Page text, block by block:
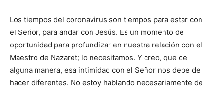
Los tiempos del coronavirus son tiempos para estar con
el Señor, para andar con Jesús. Es un momento de
oportunidad para profundizar en nuestra relación con el
Maestro de Nazaret; lo necesitamos. Y creo, que de
alguna manera, esa intimidad con el Señor nos debe de
hacer diferentes. No estoy hablando necesariamente de